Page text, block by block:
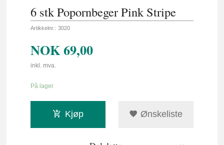
6 stk Popornbeger Pink Stripe
Artikkelnr.: 3020
NOK69,00
inkl. mva.
På lager
Kjøp Ønskeliste